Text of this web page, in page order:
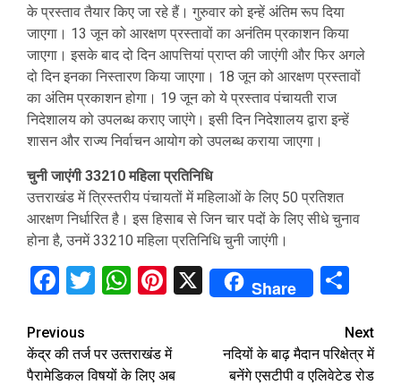
के प्रस्ताव तैयार किए जा रहे हैं। गुरुवार को इन्हें अंतिम रूप दिया
जाएगा। 13 जून को आरक्षण प्रस्तावों का अनंतिम प्रकाशन किया
जाएगा। इसके बाद दो दिन आपत्तियां प्राप्त की जाएंगी और फिर अगले
दो दिन इनका निस्तारण किया जाएगा। 18 जून को आरक्षण प्रस्तावों
का अंतिम प्रकाशन होगा। 19 जून को ये प्रस्ताव पंचायती राज
निदेशालय को उपलब्ध कराए जाएंगे। इसी दिन निदेशालय द्वारा इन्हें
शासन और राज्य निर्वाचन आयोग को उपलब्ध कराया जाएगा।
चुनी जाएंगी 33210 महिला प्रतिनिधि
उत्तराखंड में त्रिस्तरीय पंचायतों में महिलाओं के लिए 50 प्रतिशत
आरक्षण निर्धारित है। इस हिसाब से जिन चार पदों के लिए सीधे चुनाव
होना है, उनमें 33210 महिला प्रतिनिधि चुनी जाएंगी।
Facebook
Twitter
WhatsApp
Pinterest
X Share
Continue
Reading
Previous
केंद्र की तर्ज पर उत्‍तराखंड में
पैरामेडिकल विषयों के लिए अब
Next
नदियों के बाढ़ मैदान परिक्षेत्र में
बनेंगे एसटीपी व एलिवेटेड रोड